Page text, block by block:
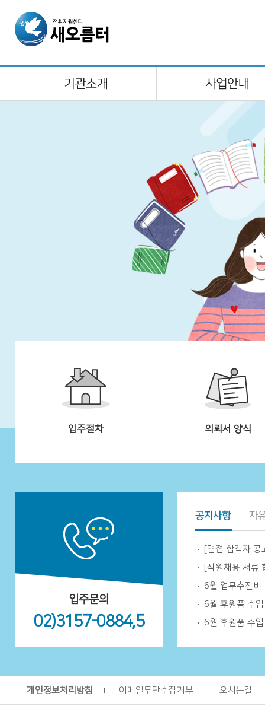
입주절차 의뢰서 양식
입주문의
02)3157-0884,5
[면접 합격자 공
[직원채용 서류
6월 업무추진비
6월 후원품 수
6월 후원품 수
개인정보처리방침 이메일무단수집거부 오시는길